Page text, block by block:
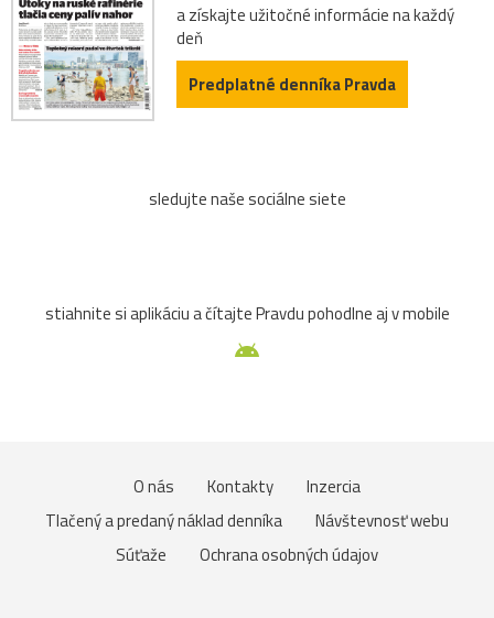
a získajte užitočné informácie na každý
deň
Predplatné denníka Pravda
sledujte naše sociálne siete
stiahnite si aplikáciu a čítajte Pravdu pohodlne aj v mobile
O nás Kontakty
Inzercia
Tlačený a predaný náklad denníka
Návštevnosť webu
Súťaže
Ochrana osobných údajov